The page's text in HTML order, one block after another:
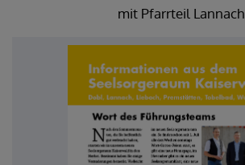
mit Pfarrteil Lannach